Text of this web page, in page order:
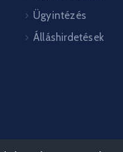
Ügyintézés
Álláshirdetések